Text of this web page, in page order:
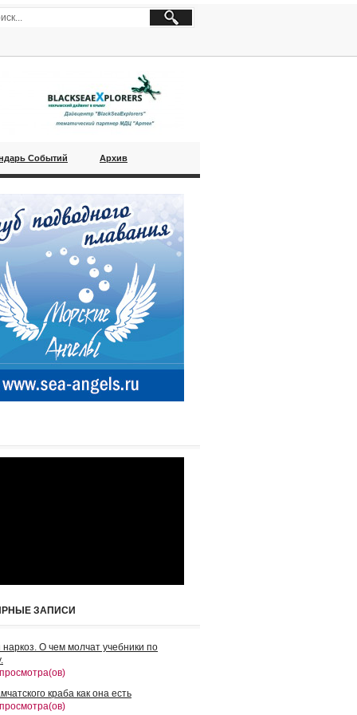
Событий Архив
ЗАПИСИ
О чем молчат учебники по
краба как она есть